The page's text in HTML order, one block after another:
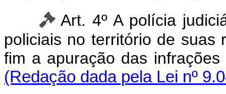
Art. 4º A polícia
policiais no território de suas
fim a apuração das
(Redação dada pela Lei nº